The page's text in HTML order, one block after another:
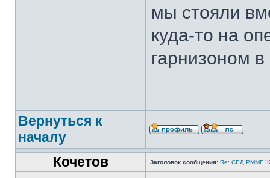
мы стояли
куда-то на
гарнизоном
Вернуться к
началу
Кочетов
Заголовок сообщения: Re: СБД РММГ